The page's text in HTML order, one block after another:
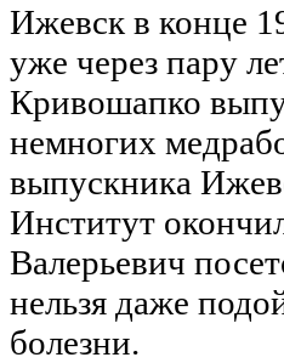
Ижевск в конце
уже через пару
Кривошапко
немногих
выпускника
Институт
Валерьевич
нельзя даже
болезни.